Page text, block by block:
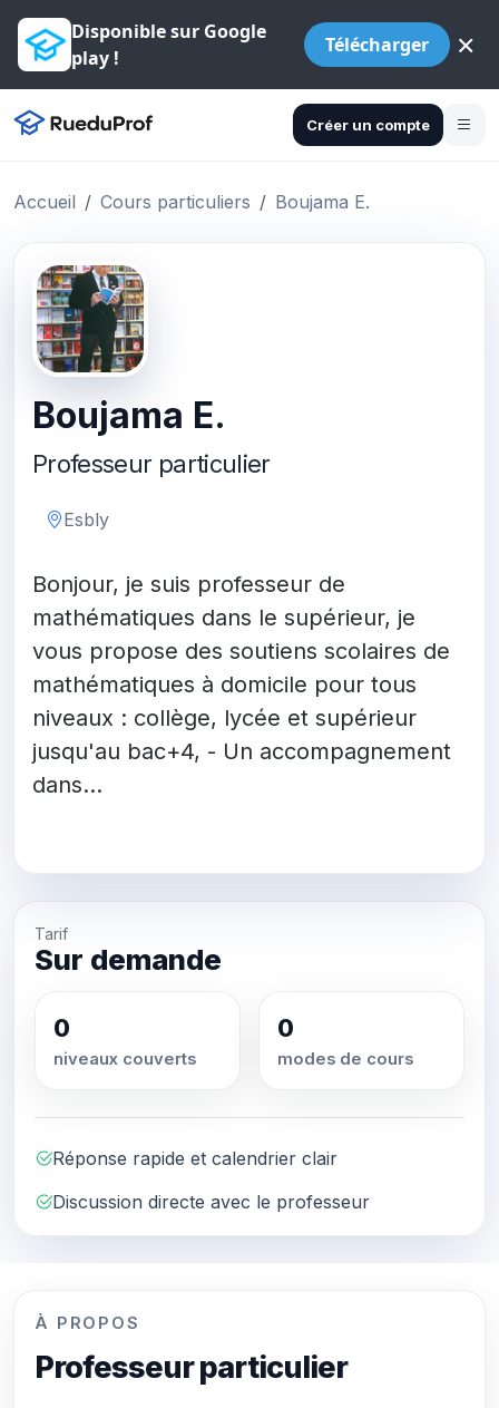
Disponible sur Google
play !
Télécharger ×
Créer un compte
Accueil Cours particuliers Boujama E.
Boujama E.
Professeur particulier
Esbly
Bonjour, je suis professeur de
mathématiques dans le supérieur, je
vous propose des soutiens scolaires de
mathématiques à domicile pour tous
niveaux : collège, lycée et supérieur
jusqu'au bac+4, - Un accompagnement
dans...
Tarif
Sur demande
0
niveaux couverts
0
modes de cours
Réponse rapide et calendrier clair
Discussion directe avec le professeur
À PROPOS
Professeur particulier